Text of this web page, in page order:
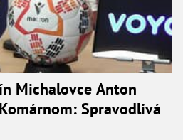
Michalovce Anton
Spravodlivá